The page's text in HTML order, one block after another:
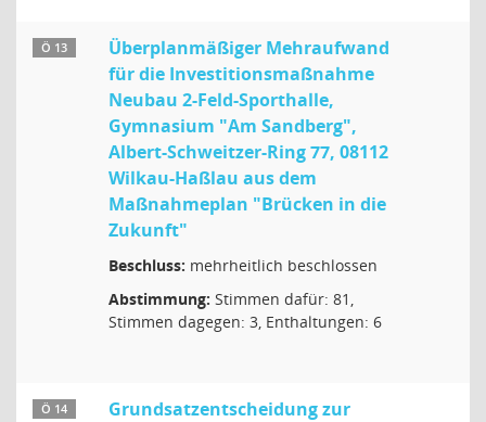
Ö 13
Überplanmäßiger Mehraufwand
für die Investitionsmaßnahme
Neubau 2-Feld-Sporthalle,
Gymnasium "Am Sandberg",
Albert-Schweitzer-Ring 77, 08112
Wilkau-Haßlau aus dem
Maßnahmeplan "Brücken in die
Zukunft"
Beschluss: mehrheitlich beschlossen
Abstimmung: Stimmen dafür: 81,
Stimmen dagegen: 3, Enthaltungen: 6
Ö 14
Grundsatzentscheidung zur